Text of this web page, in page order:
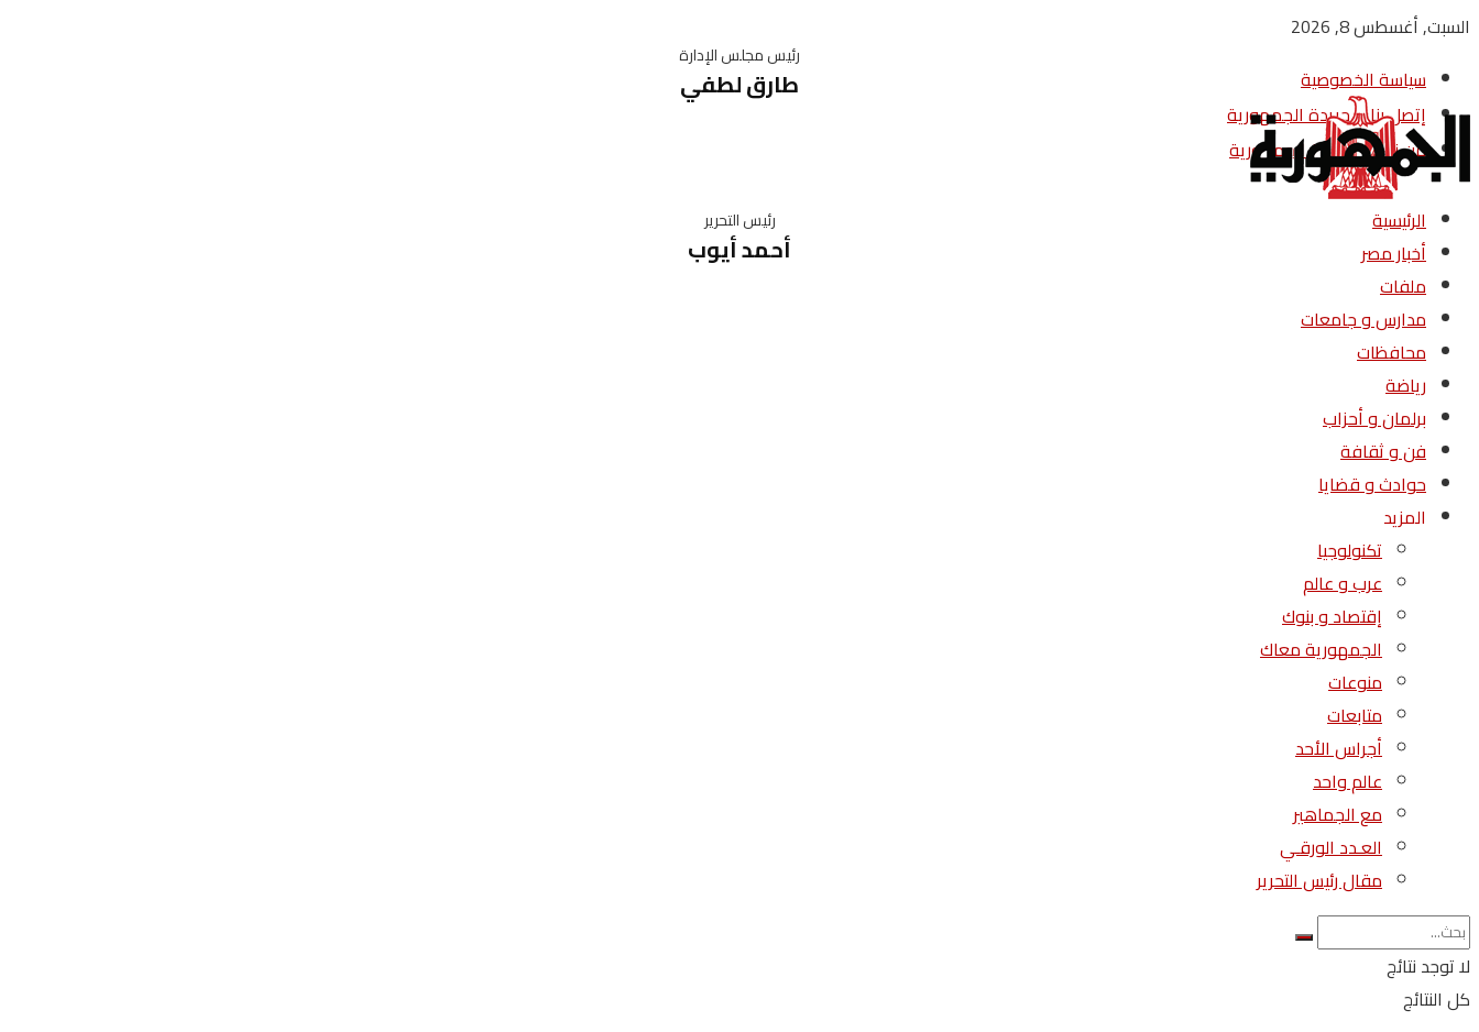
السبت, أغسطس 8, 2026
سياسة الخصوصية
إتصل بنا – جريدة الجمهورية
من نحن – جريدة الجمهورية
رئيس مجلس الإدارة
طارق لطفي
رئيس التحرير
أحمد أيوب
الرئيسية
أخبار مصر
ملفات
مدارس و جامعات
محافظات
رياضة
برلمان و أحزاب
فن و ثقافة
حوادث و قضايا
المزيد
تكنولوجيا
عرب و عالم
إقتصاد و بنوك
الجمهورية معاك
منوعات
متابعات
أجراس الأحد
عالم واحد
مع الجماهير
العـدد الورقـي
مقال رئيس التحرير
لا توجد نتائج
كل النتائج